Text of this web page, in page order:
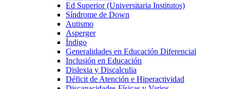
Ed Superior (Universitaria Institutos)
Síndrome de Down
Autismo
Asperger
Índigo
Generalidades en Educación Diferencial
Inclusión en Educación
Dislexia y Discalculia
Déficit de Atención e Hiperactividad